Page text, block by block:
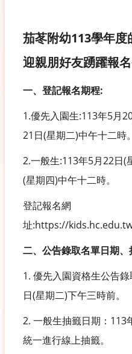
茄苳附幼113學年
迎親朋好友踴躍報
一、登記報名期程:
1.優先入園生:113年5月
21日(星期二)中午十二時。
2.一般生:113年5月22日(
(星期四)中午十二時。
登記報名網
址:https://
二、公告錄取名單日期
1. 優先入園資格生公告
日(星期二)下午三時前。
2. 一般生抽籤日期：113
統一進行線上抽籤。